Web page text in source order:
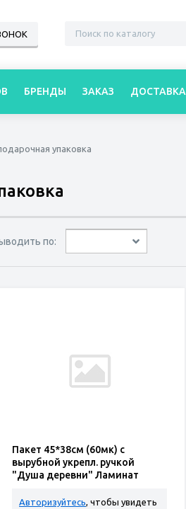
упаковка
по:
Пакет 45*38см (60мк) с
вырубной укрепл. ручкой
"Душа деревни" Ламинат
Авторизуйтесь, чтобы увидеть
БРЕНДЫ ЗАКАЗ ДОСТАВКА